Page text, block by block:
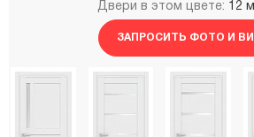
Двери в этом цвете: 12
ЗАПРОСИТЬ ФОТО И